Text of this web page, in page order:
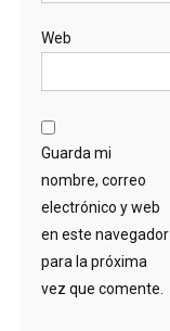
Web
Guarda mi
nombre, correo
electrónico y web
en este navegador
para la próxima
vez que comente.